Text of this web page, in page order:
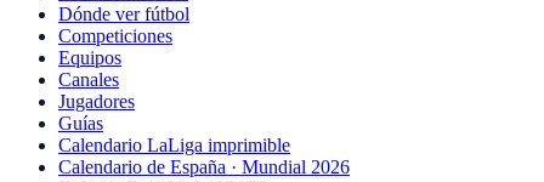
Dónde ver fútbol
Competiciones
Equipos
Canales
Jugadores
Guías
Calendario LaLiga imprimible
Calendario de España · Mundial 2026